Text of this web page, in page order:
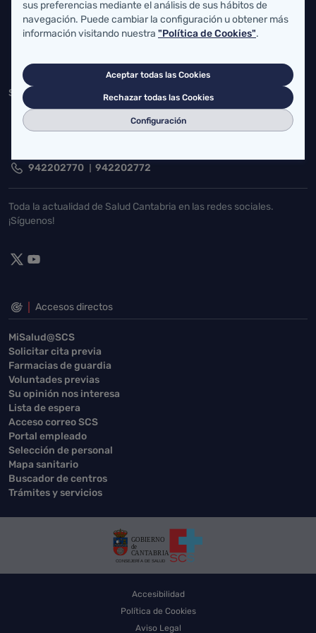
Federico Vial 13, 39009 Santander, Cantabria
atencionusuario@cantabria.es
Servicio Cántabro de Salud
Cardenal Herrera Oria, S/N 39011 Santander, Cantabria
942202770 942202772
Toda la actualidad de Salud Cantabria en las redes sociales.
¡Síguenos!
Accesos directos
MiSalud@SCS
Solicitar cita previa
Farmacias de guardia
Voluntades previas
Su opinión nos interesa
Lista de espera
Acceso correo SCS
Portal empleado
Selección de personal
Mapa sanitario
Buscador de centros
Trámites y servicios
Accesibilidad
Política de Cookies
Aviso Legal
sus preferencias mediante el análisis de sus hábitos de
navegación. Puede cambiar la configuración u obtener más
información visitando nuestra "Política de Cookies".
Aceptar todas las Cookies
Rechazar todas las Cookies
Configuración